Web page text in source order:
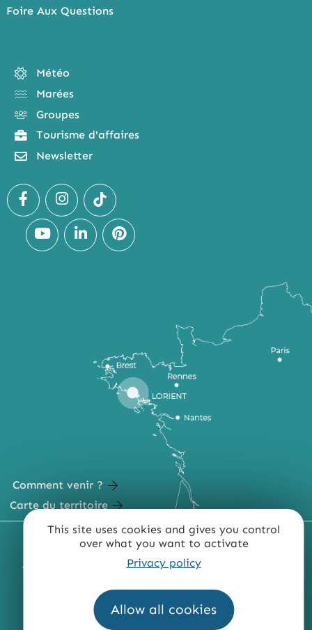
This site uses cookies and gives you control
over what you want to activate
Privacy policy
Allow all cookies
Foire Aux Questions
Météo
Marées
Groupes
Tourisme d'affaires
Newsletter
Comment venir ?
Carte du territoire
MENTIONS LÉGALES PLAN DU SITE
ACCESSIBILITÉ : NON CONFORME
QUI SOMMES-NOUS ?